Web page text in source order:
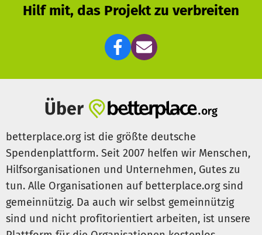
Hilf mit, das Projekt zu verbreiten
Über
betterplace.org ist die größte deutsche
Spendenplattform. Seit 2007 helfen wir Menschen,
Hilfsorganisationen und Unternehmen, Gutes zu
tun. Alle Organisationen auf betterplace.org sind
gemeinnützig. Da auch wir selbst gemeinnützig
sind und nicht profitorientiert arbeiten, ist unsere